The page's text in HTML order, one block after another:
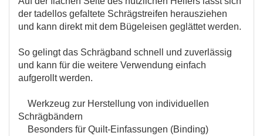
der tadellos gefaltete Schrägstreifen herausziehen
und kann direkt mit dem Bügeleisen geglättet werden.
So gelingt das Schrägband schnell und zuverlässig
und kann für die weitere Verwendung einfach
aufgerollt werden.
Werkzeug zur Herstellung von individuellen
Schrägbändern
Besonders für Quilt-Einfassungen (Binding)